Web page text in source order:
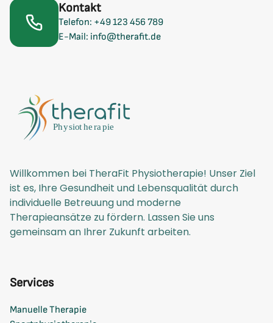
Kontakt
Telefon: +49 123 456 789
E-Mail: info@therafit.de
Willkommen bei TheraFit Physiotherapie! Unser Ziel
ist es, Ihre Gesundheit und Lebensqualität durch
individuelle Betreuung und moderne
Therapieansätze zu fördern. Lassen Sie uns
gemeinsam an Ihrer Zukunft arbeiten.
Services
Manuelle Therapie